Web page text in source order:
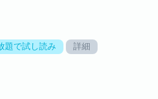
題で試し読み 詳細